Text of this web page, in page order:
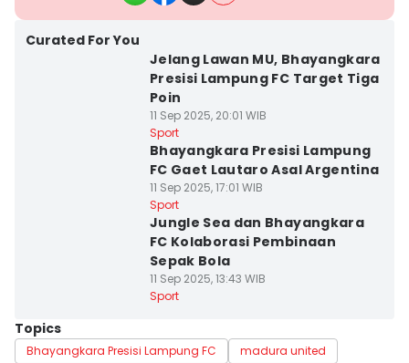
Curated For You
Jelang Lawan MU, Bhayangkara
Presisi Lampung FC Target Tiga
Poin
11 Sep 2025, 20:01 WIB
Sport
Bhayangkara Presisi Lampung
FC Gaet Lautaro Asal Argentina
11 Sep 2025, 17:01 WIB
Sport
Jungle Sea dan Bhayangkara
FC Kolaborasi Pembinaan
Sepak Bola
11 Sep 2025, 13:43 WIB
Sport
Topics
Bhayangkara Presisi Lampung FC
madura united